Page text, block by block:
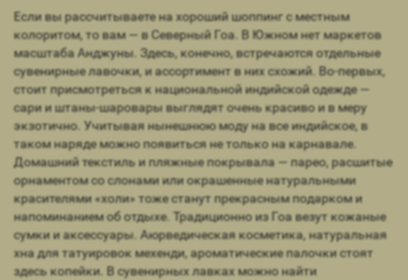
Если вы рассчитываете на хороший шоппинг с местным
колоритом, то вам — в Северный Гоа. В Южном нет маркетов
масштаба Анджуны. Здесь, конечно, встречаются отдельные
сувенирные лавочки, и ассортимент в них схожий. Во-первых,
стоит присмотреться к национальной индийской одежде —
сари и штаны-шаровары выглядят очень красиво и в меру
экзотично. Учитывая нынешнюю моду на все индийское, в
таком наряде можно появиться не только на карнавале.
Домашний текстиль и пляжные покрывала — парео, расшитые
орнаментом со слонами или окрашенные натуральными
красителями «холи» тоже станут прекрасным подарком и
напоминанием об отдыхе. Традиционно из Гоа везут кожаные
сумки и аксессуары. Аюрведическая косметика, натуральная
хна для татуировок мехенди, ароматические палочки стоят
здесь копейки. В сувенирных лавках можно найти